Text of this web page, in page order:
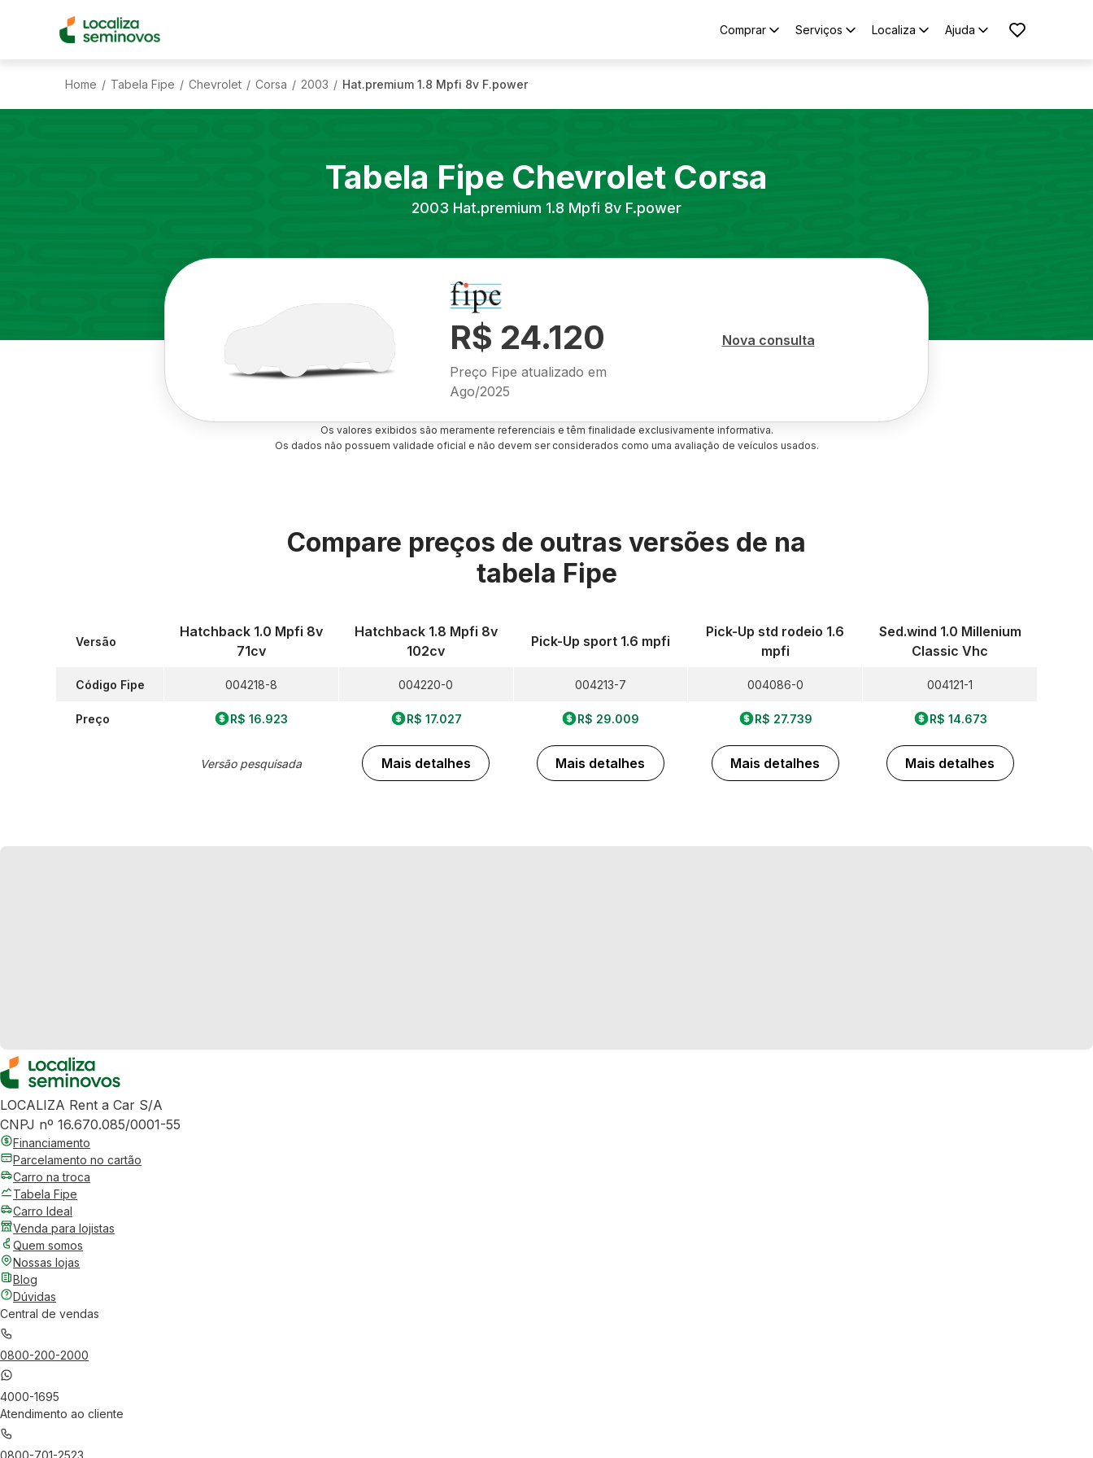
Comprar Serviços Localiza Ajuda
Home / Tabela Fipe / Chevrolet / Corsa / 2003 / Hat.premium 1.8 Mpfi 8v F.power
Tabela Fipe Chevrolet Corsa
2003 Hat.premium 1.8 Mpfi 8v F.power
R$ 24.120
Preço Fipe atualizado em
Ago/2025
Nova consulta
Os valores exibidos são meramente referenciais e têm finalidade exclusivamente informativa.
Os dados não possuem validade oficial e não devem ser considerados como uma avaliação de veículos usados.
Compare preços de outras versões de na
tabela Fipe
Versão
Código Fipe
Preço
Hatchback 1.0 Mpfi 8v
71cv
004218-8
R$ 16.923
Versão pesquisada
Hatchback 1.8 Mpfi 8v
102cv
004220-0
R$ 17.027
Mais detalhes
Pick-Up sport 1.6 mpfi
004213-7
R$ 29.009
Mais detalhes
Pick-Up std rodeio 1.6
mpfi
004086-0
R$ 27.739
Mais detalhes
Sed.wind 1.0 Millenium
Classic Vhc
004121-1
R$ 14.673
Mais detalhes
LOCALIZA Rent a Car S/A
CNPJ nº 16.670.085/0001-55
Financiamento
Parcelamento no cartão
Carro na troca
Tabela Fipe
Carro Ideal
Venda para lojistas
Quem somos
Nossas lojas
Blog
Dúvidas
Central de vendas
0800-200-2000
4000-1695
Atendimento ao cliente
0800-701-2523